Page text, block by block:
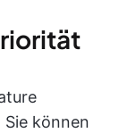
Sie können